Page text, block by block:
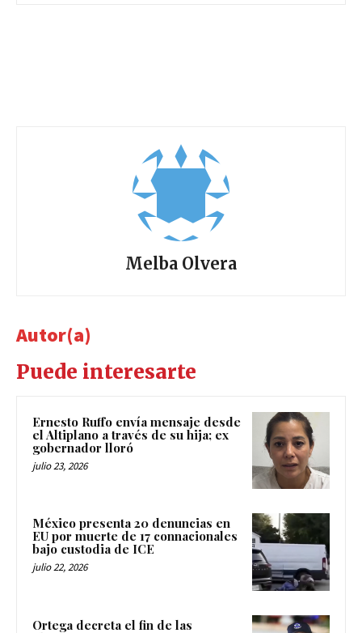
Melba Olvera
Autor(a)
Puede interesarte
Ernesto Ruffo envía mensaje desde
el Altiplano a través de su hija; ex
gobernador lloró
julio 23, 2026
México presenta 20 denuncias en
EU por muerte de 17 connacionales
bajo custodia de ICE
julio 22, 2026
Ortega decreta el fin de las